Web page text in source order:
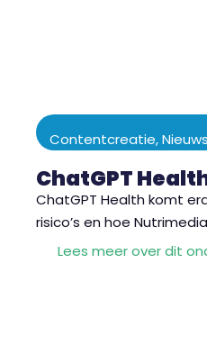
Contentcreatie,Nieuws
ChatGPT
ChatGPT Health komt
risico’s en hoe
Lees meer over dit